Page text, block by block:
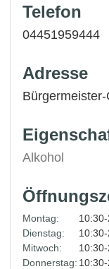
Telefon
04451959444
Adresse
Alkohol
Montag:
Dienstag:
Mitwoch:
Donnerstag: